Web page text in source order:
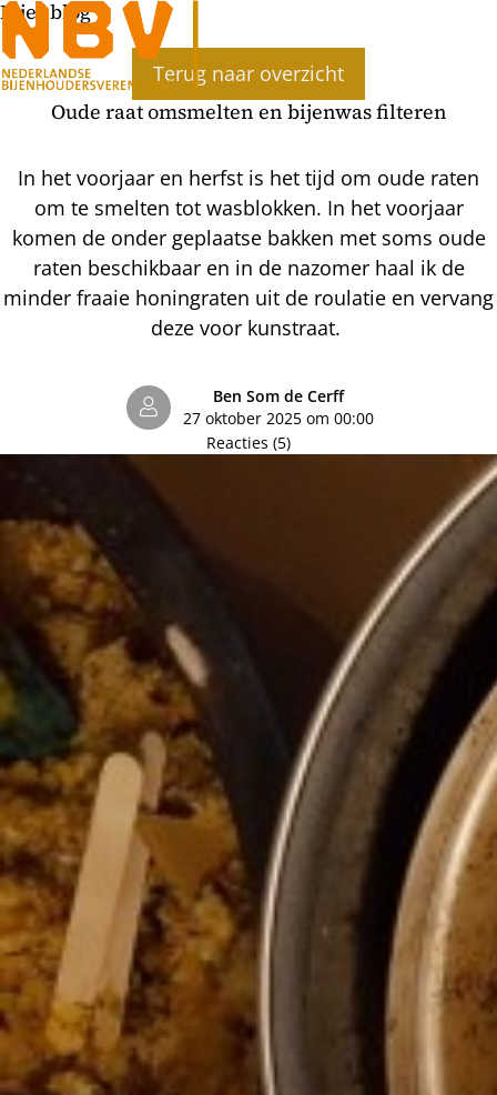
Bijenblog
Terug naar overzicht
Oude raat omsmelten en bijenwas filteren
In het voorjaar en herfst is het tijd om oude raten
om te smelten tot wasblokken. In het voorjaar
komen de onder geplaatse bakken met soms oude
raten beschikbaar en in de nazomer haal ik de
minder fraaie honingraten uit de roulatie en vervang
deze voor kunstraat.
Ben Som de Cerff
27 oktober 2025 om 00:00
Reacties (5)